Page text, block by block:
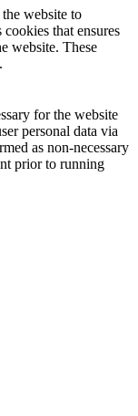
website to
that ensures
website. These
for the website
personal data via
as non-necessary
prior to running